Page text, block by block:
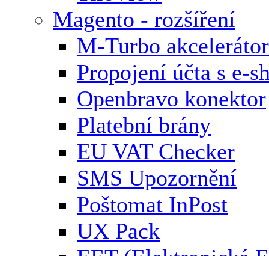
Magento - rozšíření
M-Turbo akcelerátor
Propojení účta s e-
Openbravo konektor
Platební brány
EU VAT Checker
SMS Upozornění
Poštomat InPost
UX Pack